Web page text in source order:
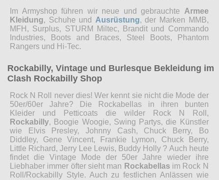
Im Armyshop führen wir neue und gebrauchte Armee
Kleidung, Schuhe und Ausrüstung, der Marken MMB,
MFH, Surplus, STURM Miltec, Brandit und Commando
Industries, Boots and Braces, Steel Boots, Phantom
Rangers und Hi-Tec.
Rockabilly, Vintage und Burlesque Bekleidung im
Clash Rockabilly Shop
Rock N Roll never dies! Wer kennt sie nicht die Mode der
50er/60er Jahre? Die Rockabellas in ihren bunten
Kleider und Petticoats die wilder Rock N Roll,
Rockabilly, Boogie Woogie, Swing Partys, die Künstler
wie Elvis Presley, Johnny Cash, Chuck Berry, Bo
Diddley, Gene Vincent, Frankie Lymon, Chuck Berry,
Little Richard, Jerry Lee Lewis, Buddy Holly ? Auch heute
findet die Vintage Mode der 50er Jahre wieder ihre
Liebhaber immer öfter sieht man Rockabellas im Rock N
Roll/Rockabilly Style. Auch zu festlichen Anlässen wie